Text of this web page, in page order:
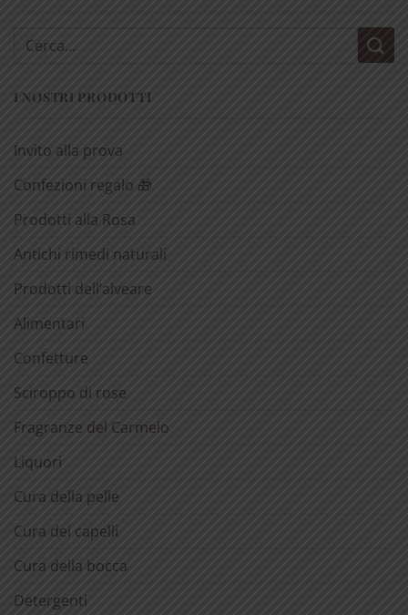
Cerca:
I NOSTRI PRODOTTI
Invito alla prova
Confezioni regalo 🎁
Prodotti alla Rosa
Antichi rimedi naturali
Prodotti dell’alveare
Alimentari
Confetture
Sciroppo di rose
Fragranze del Carmelo
Liquori
Cura della pelle
Cura dei capelli
Cura della bocca
Detergenti